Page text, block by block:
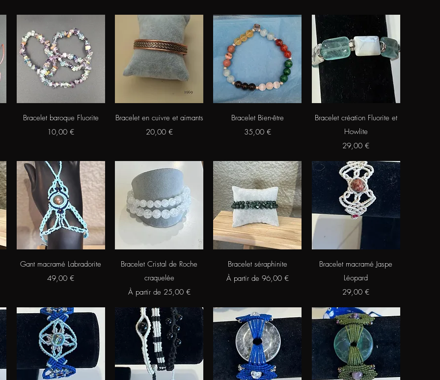
Aperçu rapide
Bracelet baroque Fluorite
Prix
10,00 €
Aperçu rapide
Bracelet en cuivre et aimants
Prix
20,00 €
Aperçu rapide
Bracelet Bien-être
Prix
35,00 €
Aperçu rapide
Bracelet création Fluorite et
Howlite
Prix
29,00 €
Aperçu rapide
Gant macramé Labradorite
Prix
49,00 €
Aperçu rapide
Bracelet Cristal de Roche
craquelée
À partir de 25,00 €
Prix promotionnel
Aperçu rapide
Bracelet séraphinite
À partir de 96,00 €
Prix promotionnel
Aperçu rapide
Bracelet macramé Jaspe
Léopard
Prix
29,00 €